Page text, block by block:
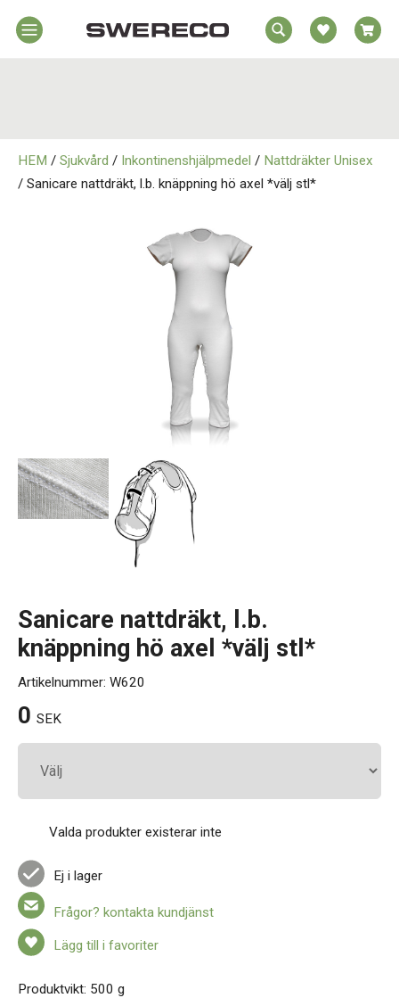
Rörelsehjälpmedel
HEM / Sjukvård / Inkontinenshjälpmedel / Nattdräkter Unisex
/ Sanicare nattdräkt, l.b. knäppning hö axel *välj stl*
Sanicare nattdräkt, l.b.
knäppning hö axel *välj stl*
Artikelnummer: W620
0 SEK
Valda produkter existerar inte
Ej i lager
Frågor? kontakta kundjänst
Lägg till i favoriter
Produktvikt: 500 g